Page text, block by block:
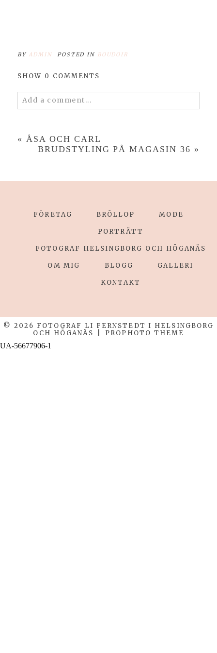
BY ADMIN POSTED IN BOUDOIR
SHOW 0 COMMENTS
Add a comment...
« ÅSA OCH CARL
BRUDSTYLING PÅ MAGASIN 36 »
FÖRETAG BRÖLLOP MODE
PORTRÄTT
FOTOGRAF HELSINGBORG OCH HÖGANÄS
OM MIG BLOGG GALLERI
KONTAKT
© 2026 FOTOGRAF LI FERNSTEDT I HELSINGBORG
OCH HÖGANÄS
PROPHOTO THEME
UA-56677906-1